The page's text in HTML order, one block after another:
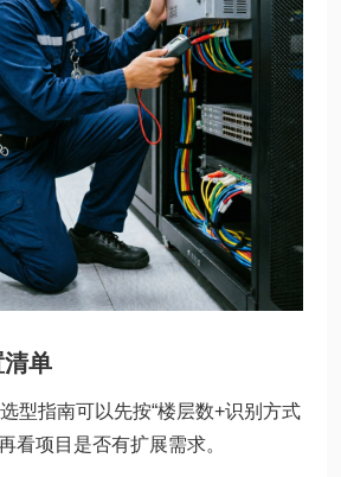
单
型指南可以先按“楼层数+识别方式
看项目是否有扩展需求。